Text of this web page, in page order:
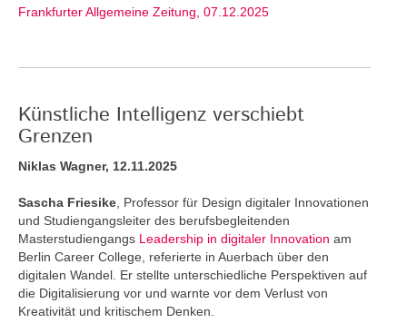
Frankfurter Allgemeine Zeitung, 07.12.2025
Künstliche Intelligenz verschiebt
Grenzen
Niklas Wagner, 12.11.2025
Sascha Friesike , Professor für Design digitaler Innovationen
und Studiengangsleiter des berufsbegleitenden
Masterstudiengangs Leadership in digitaler Innovation am
Berlin Career College, referierte in Auerbach über den
digitalen Wandel. Er stellte unterschiedliche Perspektiven auf
die Digitalisierung vor und warnte vor dem Verlust von
Kreativität und kritischem Denken.